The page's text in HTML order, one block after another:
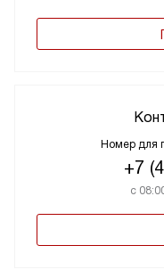
Номер для
+7
с